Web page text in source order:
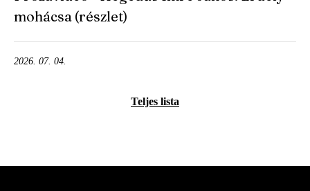
mohácsa (részlet)
2026. 07. 04.
Teljes lista